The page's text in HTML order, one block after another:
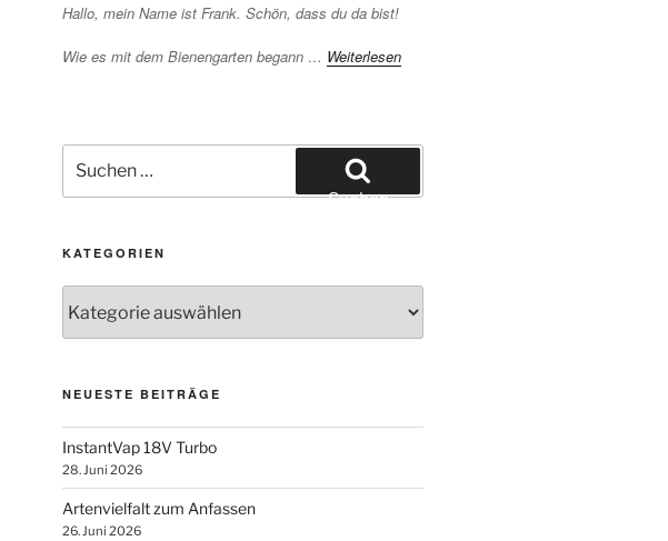
Hallo, mein Name ist Frank. Schön, dass du da bist!
Wie es mit dem Bienengarten begann … Weiterlesen
nach:
Suchen
KATEGORIEN
NEUESTE BEITRÄGE
InstantVap 18V Turbo
28. Juni 2026
Artenvielfalt zum Anfassen
26. Juni 2026